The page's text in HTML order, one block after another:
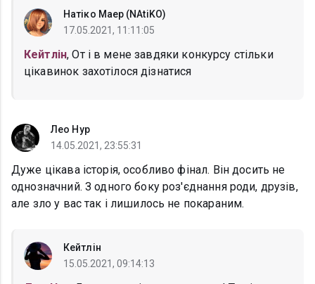
Натіко Маер (NAtiKO)
17.05.2021, 11:11:05
Кейтлін, От і в мене завдяки конкурсу стільки
цікавинок захотілося дізнатися
Лео Нур
14.05.2021, 23:55:31
Дуже цікава історія, особливо фінал. Він досить не
однозначний. З одного боку роз'єднання роди, друзів,
але зло у вас так і лишилось не покараним.
Кейтлін
15.05.2021, 09:14:13